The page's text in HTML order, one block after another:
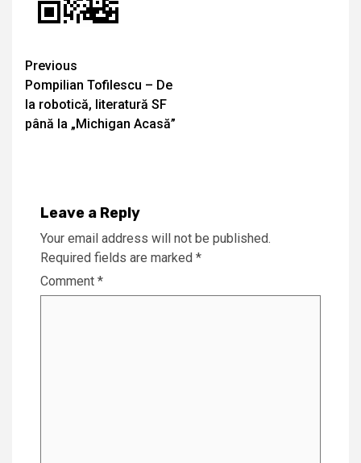
Continue
Reading
Previous
Pompilian Tofilescu – De
la robotică, literatură SF
până la „Michigan Acasă”
Leave a Reply
Your email address will not be published.
Required fields are marked *
Comment *